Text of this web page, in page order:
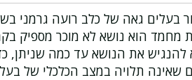
בעלים גאה של כלב רועה גרמני
מחמד הוא נושא לא מוכר מספיק
להנגיש את הנושא עד כמה שניתן,
שאינה תלויה במצב הכלכלי של